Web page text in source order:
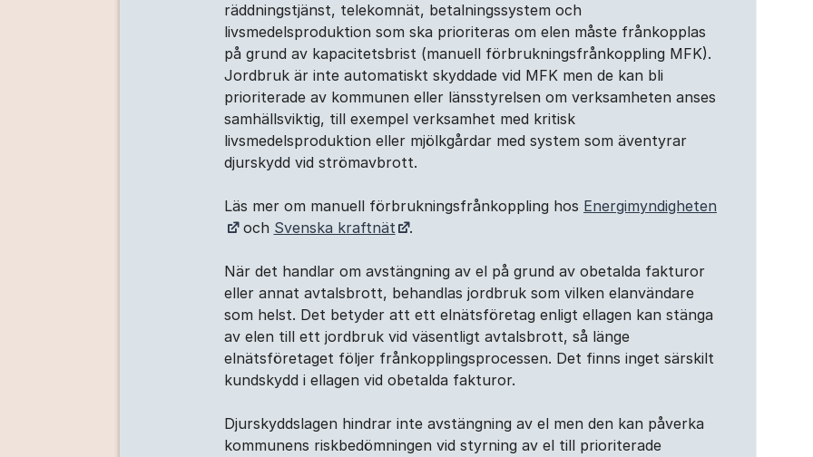
räddningstjänst, telekomnät, betalningssystem och
livsmedelsproduktion som ska prioriteras om elen måste frånkopplas
på grund av kapacitetsbrist (manuell förbrukningsfrånkoppling MFK).
Jordbruk är inte automatiskt skyddade vid MFK men de kan bli
prioriterade av kommunen eller länsstyrelsen om verksamheten anses
samhällsviktig, till exempel verksamhet med kritisk
livsmedelsproduktion eller mjölkgårdar med system som äventyrar
djurskydd vid strömavbrott.
Läs mer om manuell förbrukningsfrånkoppling hos Energimyndigheten
och Svenska kraftnät .
När det handlar om avstängning av el på grund av obetalda fakturor
eller annat avtalsbrott, behandlas jordbruk som vilken elanvändare
som helst. Det betyder att ett elnätsföretag enligt ellagen kan stänga
av elen till ett jordbruk vid väsentligt avtalsbrott, så länge
elnätsföretaget följer frånkopplingsprocessen. Det finns inget särskilt
kundskydd i ellagen vid obetalda fakturor.
Djurskyddslagen hindrar inte avstängning av el men den kan påverka
kommunens riskbedömningen vid styrning av el till prioriterade